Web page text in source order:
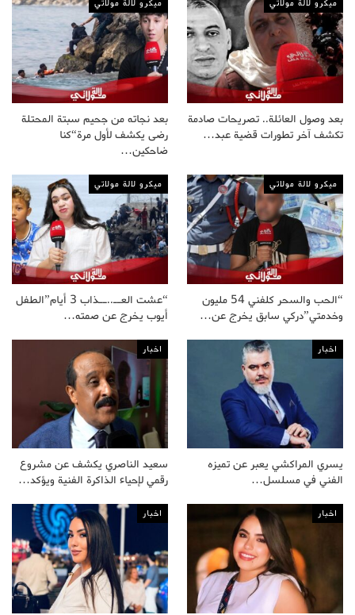
ميكرو لالة مولاتي
بعد وصول العائلة.. تصريحات صادمة
تكشف آخر تطورات قضية عبد…
ميكرو لالة مولاتي
بعد نجاته من جحيم سبتة المحتلة
رضى يكشف لأول مرة“كنا
ضاحكين…
ميكرو لالة مولاتي
“الحب والسحر كلفني 54 مليون
وخدمتي”دركي سابق يخرج عن…
ميكرو لالة مولاتي
“عشت العــ..ــذاب 3 أيام”الطفل
أيوب يخرج عن صمته…
اخبار
يسري المراكشي يعبر عن تميزه
الفني في مسلسل…
اخبار
سعيد الناصري يكشف عن مشروع
رقمي لإحياء الذاكرة الفنية ويؤكد…
اخبار اخبار